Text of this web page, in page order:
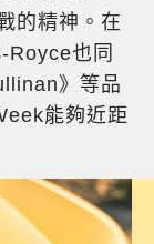
的精神。在
也同
》等品
能夠近距